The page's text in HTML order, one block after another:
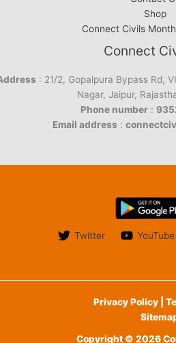
Shop
Connect Civils
Connect
: 21/2, Gopalpura Bypass Rd,
Nagar, Jaipur,
Phone number :
Email address :
Twitter YouTube
Privacy Policy |
Copyright © 2026